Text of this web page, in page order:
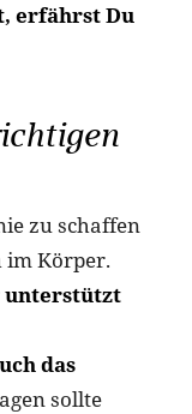
erfährst Du
zu schaffen
im Körper.
unterstützt
das
sollte